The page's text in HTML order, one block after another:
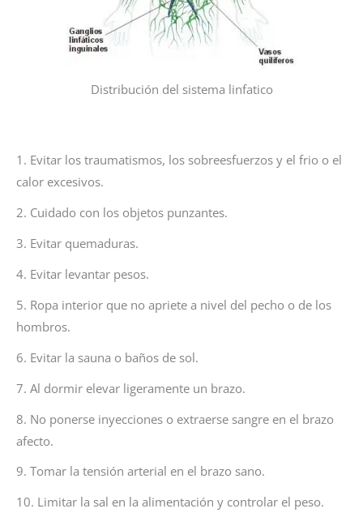
Distribución del sistema linfatico
1. Evitar los traumatismos, los sobreesfuerzos y el frio o el
calor excesivos.
2. Cuidado con los objetos punzantes.
3. Evitar quemaduras.
4. Evitar levantar pesos.
5. Ropa interior que no apriete a nivel del pecho o de los
hombros.
6. Evitar la sauna o baños de sol.
7. Al dormir elevar ligeramente un brazo.
8. No ponerse inyecciones o extraerse sangre en el brazo
afecto.
9. Tomar la tensión arterial en el brazo sano.
10. Limitar la sal en la alimentación y controlar el peso.